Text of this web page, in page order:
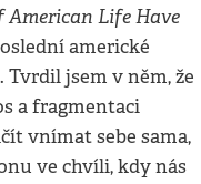
American Life Have
americké
jsem v něm, že
a fragmentaci
vnímat sebe sama,
ve chvíli, kdy nás